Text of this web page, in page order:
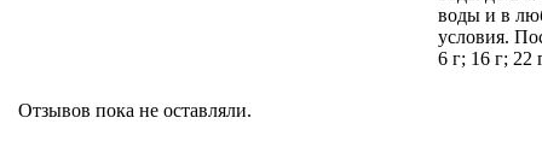
воды и в
условия.
6 г; 16 г; 22
Отзывов пока не оставляли.